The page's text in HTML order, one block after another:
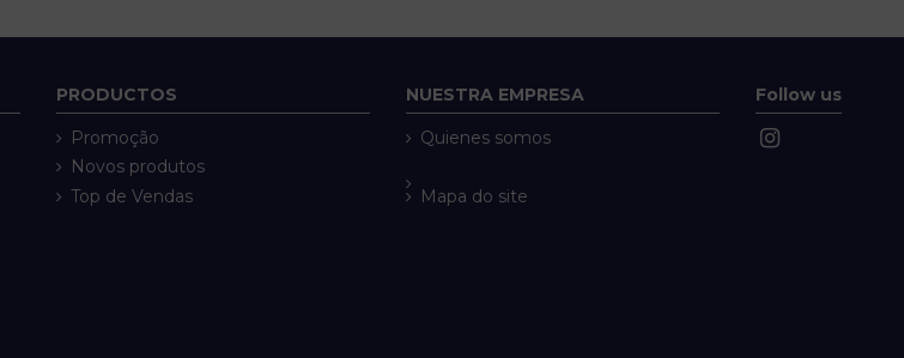
PRODUCTOS
Promoção
Novos produtos
Top de Vendas
NUESTRA EMPRESA
Quienes somos
Mapa do site
Follow us